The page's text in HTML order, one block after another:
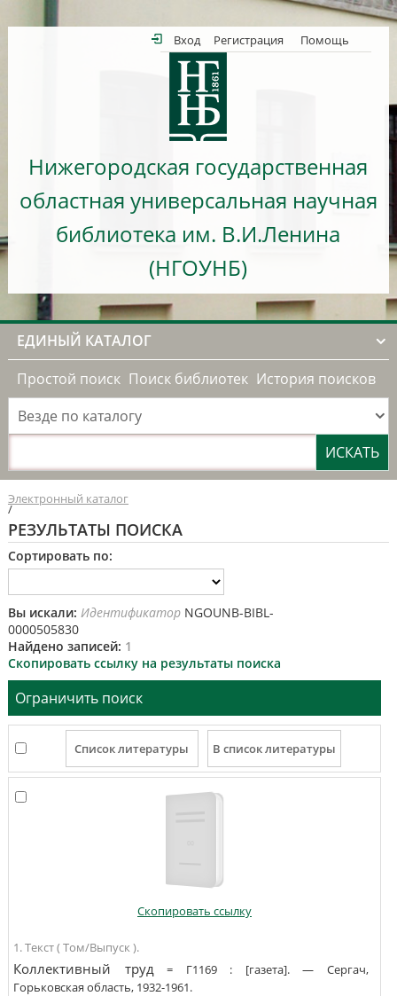
Вход Регистрация Помощь
Нижегородская государственная
областная универсальная научная
библиотека им. В.И.Ленина
(НГОУНБ)
ЕДИНЫЙ КАТАЛОГ
Простой поиск Поиск библиотек История поисков
Везде по каталогу
Электронный каталог
/
РЕЗУЛЬТАТЫ ПОИСКА
Сортировать по:
Вы искали: ИдентификаторNGOUNB-BIBL-
0000505830
Найдено записей: 1
Скопировать ссылку на результаты поиска
Ограничить поиск
Скопировать ссылку
1. Текст ( Том/Выпуск ).
Коллективный труд = Г1169 : [газета]. — Сергач,
Горьковская область,1932-1961.